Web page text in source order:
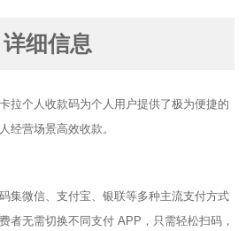
详细信息
拉个人收款码为个人用户提供了极为便捷的
经营场景高效收款。​
集微信、支付宝、银联等多种主流支付方式
者无需切换不同支付 APP，只需轻松扫码，